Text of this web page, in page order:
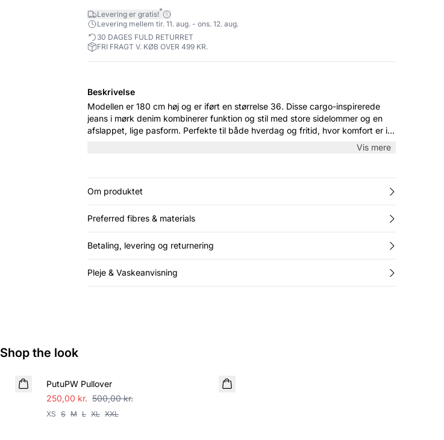
Levering er gratis!*
Levering mellem tir. 11. aug. - ons. 12. aug.
30 DAGES FULD RETURRET
FRI FRAGT V. KØB OVER 499 KR.
Beskrivelse
Modellen er 180 cm høj og er iført en størrelse 36. Disse cargo-inspirerede
jeans i mørk denim kombinerer funktion og stil med store sidelommer og en
afslappet, lige pasform. Perfekte til både hverdag og fritid, hvor komfort er i
fokus. Style dem med en enkel T-shirt og sneakers for et cool og afslappet
Vis mere
Om produktet
Preferred fibres & materials
Betaling, levering og returnering
Pleje & Vaskeanvisning
Shop the look
SALE
PutuPW Pullover
250,00 kr. 500,00 kr.
XS S M L XL XXL